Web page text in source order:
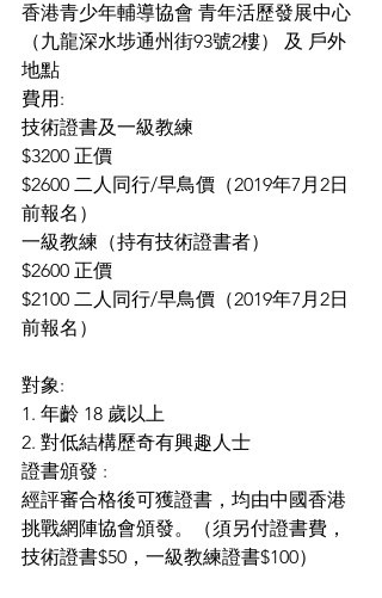
香港青少年輔導協會 青年活歷發展中心
（九龍深水埗通州街93號2樓） 及 戶外
地點
費用:
技術證書及一級教練
$3200 正價
$2600 二人同行/早鳥價（2019年7月2日
前報名）
一級教練（持有技術證書者）
$2600 正價
$2100 二人同行/早鳥價（2019年7月2日
前報名）
對象:
1. 年齡 18 歲以上
2. 對低結構歷奇有興趣人士
證書頒發 :
經評審合格後可獲證書，均由中國香港
挑戰網陣協會頒發。（須另付證書費，
技術證書$50，一級教練證書$100）